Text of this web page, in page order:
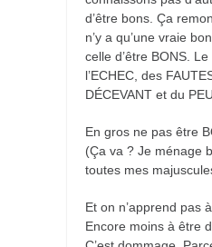
d’être bons. Ça
n’y a qu’une vraie
celle d’être BONS.
l’ECHEC, des
DÉCEVANT et du
En gros ne pas être
(Ça va ? Je ménage
toutes mes
Et on n’apprend pas
Encore moins à être